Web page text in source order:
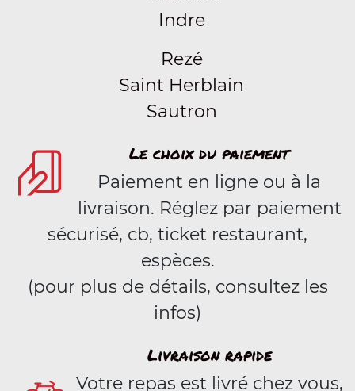
Indre
Rezé
Saint Herblain
Sautron
Le choix du paiement
Paiement en ligne ou à la
livraison. Réglez par paiement
sécurisé, cb, ticket restaurant,
espèces.
(pour plus de détails, consultez les
infos)
Livraison rapide
Votre repas est livré chez vous,